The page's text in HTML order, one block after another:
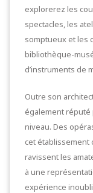
explorerez les
spectacles, les
somptueux et les
bibliothèque-
d’instruments de
Outre son
également
niveau. Des
cet établissement
ravissent les
à une
expérience